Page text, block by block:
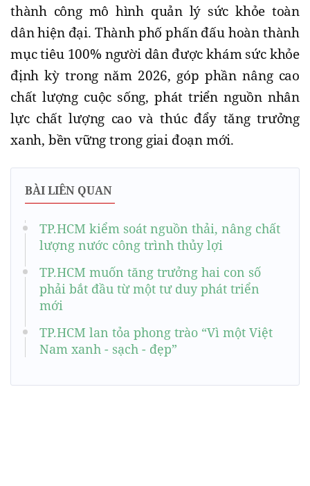
thành công mô hình quản lý sức khỏe toàn
dân hiện đại. Thành phố phấn đấu hoàn thành
mục tiêu 100% người dân được khám sức khỏe
định kỳ trong năm 2026, góp phần nâng cao
chất lượng cuộc sống, phát triển nguồn nhân
lực chất lượng cao và thúc đẩy tăng trưởng
xanh, bền vững trong giai đoạn mới.
BÀI LIÊN QUAN
TP.HCM kiểm soát nguồn thải, nâng chất
lượng nước công trình thủy lợi
TP.HCM muốn tăng trưởng hai con số
phải bắt đầu từ một tư duy phát triển
mới
TP.HCM lan tỏa phong trào “Vì một Việt
Nam xanh - sạch - đẹp”